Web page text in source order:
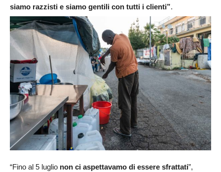
siamo razzisti e siamo gentili con tutti i clienti”.
“Fino al 5 luglio non ci aspettavamo di essere sfrattati”,